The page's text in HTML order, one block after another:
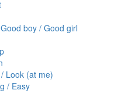
boy / Good girl
Look (at me)
/ Easy